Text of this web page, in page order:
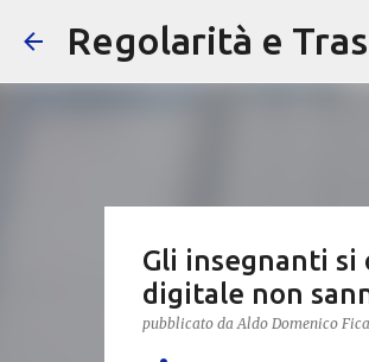
Regolarità e
Gli insegnanti si
digitale non
pubblicato daAldo Domenico